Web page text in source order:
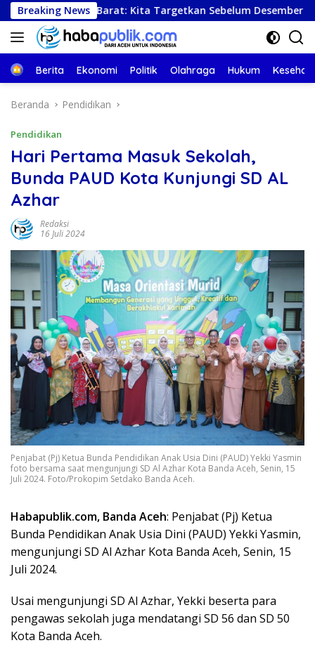
Langsung
ke
konten
Breaking News
Barat: Kita Targetkan Sebelum Desember Semua Selesai
Beranda
Berita Ekonomi Politik Olahraga Hukum
Beranda Pendidikan
Pendidikan
Hari Pertama Masuk Sekolah,
Bunda PAUD Kota Kunjungi SD AL
Azhar
Redaksi
16 Juli 2024
Penjabat (Pj) Ketua Bunda Pendidikan Anak Usia Dini (PAUD) Yekki Yasmin
foto bersama saat mengunjungi SD Al Azhar Kota Banda Aceh, Senin, 15
Juli 2024. Foto/Prokopim Setdako Banda Aceh.
Habapublik.com, Banda Aceh: Penjabat (Pj) Ketua
Bunda Pendidikan Anak Usia Dini (PAUD) Yekki Yasmin,
mengunjungi SD Al Azhar Kota Banda Aceh, Senin, 15
Juli 2024.
Usai mengunjungi SD Al Azhar, Yekki beserta para
pengawas sekolah juga mendatangi SD 56 dan SD 50
Kota Banda Aceh.